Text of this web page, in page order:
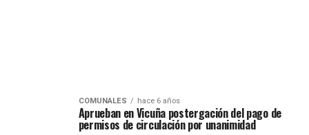
COMUNALES hace 6 años
Aprueban en Vicuña postergación del pago de
permisos de circulación por unanimidad